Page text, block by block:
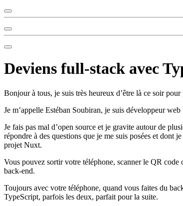
Deviens full-stack avec
Bonjour à tous, je suis très heureux d’être là ce soir
Je m’appelle Estéban Soubiran, je suis développeur
Je fais pas mal d’open source et je gravite autour de
répondre à des questions que je me suis posées et dont
projet Nuxt.
Vous pouvez sortir votre téléphone, scanner le QR
back‑end.
Toujours avec votre téléphone, quand vous faites du
TypeScript, parfois les deux, parfait pour la suite.